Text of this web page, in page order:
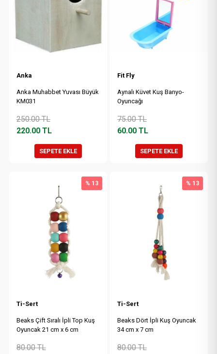
Anka
Anka Muhabbet Yuvası Büyük
KM031
250.00TL
220.00TL
SEPETE EKLE
Fit Fly
Aynalı Küvet Kuş Banyo-
Oyuncağı
75.00TL
60.00 TL
SEPETE EKLE
Ti-Sert
Beaks Çift Sıralı İpli Top Kuş
Oyuncak 21 cm x 6 cm
80.00TL
% 13
Ti-Sert
Beaks Dört İpli Kuş Oyuncak
34 cm x 7 cm
80.00TL
% 13